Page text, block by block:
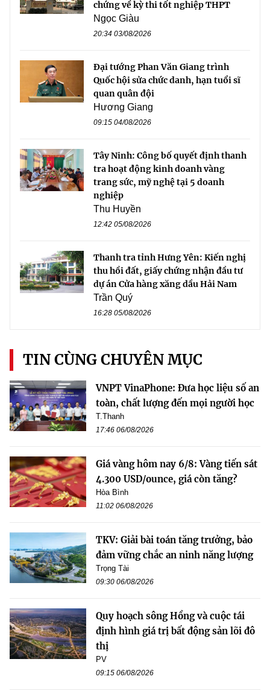
chứng về kỳ thi tốt nghiệp THPT
Ngọc Giàu
20:34 03/08/2026
Đại tướng Phan Văn Giang trình
Quốc hội sửa chức danh, hạn tuổi sĩ
quan quân đội
Hương Giang
09:15 04/08/2026
Tây Ninh: Công bố quyết định thanh
tra hoạt động kinh doanh vàng
trang sức, mỹ nghệ tại 5 doanh
nghiệp
Thu Huyền
12:42 05/08/2026
Thanh tra tỉnh Hưng Yên: Kiến nghị
thu hồi đất, giấy chứng nhận đầu tư
dự án Cửa hàng xăng dầu Hải Nam
Trần Quý
16:28 05/08/2026
TIN CÙNG CHUYÊN MỤC
VNPT VinaPhone: Đưa học liệu số an
toàn, chất lượng đến mọi người học
T.Thanh
17:46 06/08/2026
Giá vàng hôm nay 6/8: Vàng tiến sát
4.300 USD/ounce, giá còn tăng?
Hòa Bình
11:02 06/08/2026
TKV: Giải bài toán tăng trưởng, bảo
đảm vững chắc an ninh năng lượng
Trọng Tài
09:30 06/08/2026
Quy hoạch sông Hồng và cuộc tái
định hình giá trị bất động sản lõi đô
thị
PV
09:15 06/08/2026